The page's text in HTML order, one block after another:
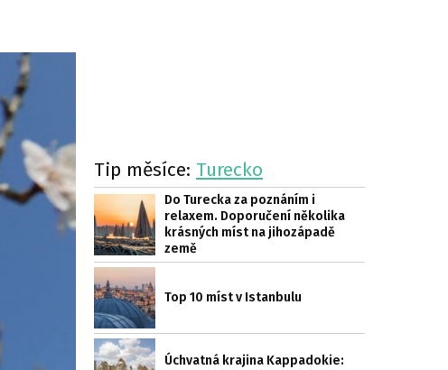
Tip měsíce: Turecko
Do Turecka za poznáním i
relaxem. Doporučení několika
krásných míst na jihozápadě
země
Top 10 míst v Istanbulu
Úchvatná krajina Kappadokie: